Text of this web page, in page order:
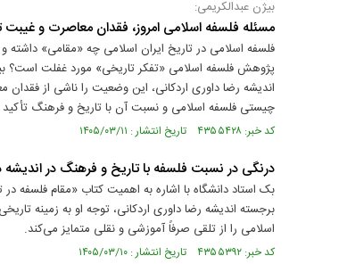
بیژن عبدالکریمی:
مسئله فلسفه اسلامی امروز، فقدان معاصرت و
فلسفه اسلامی در تاریخ ایران اسلامی چه «مقامی» داشته
پژوهش فلسفه اسلامی «تفکر تاریخی» مورد غفلت است؟
اندیشه رضا داوری اردکانی، این وضعیت را ناشی از
چیستی فلسفه اسلامی و نسبت آن با تاریخ و فرهنگ تأکید
کد خبر: ۴۳۵۵۴۲۸ تاریخ انتشار : ۱۴۰۵/۰۳/۱۱
درنگی در نسبت فلسفه با تاریخ و فرهنگ در اندیشه
بک استاد دانشگاه با اشاره به اهمیت کتاب «مقام فلسفه
برجسته اندیشه رضا داوری اردکانی، توجه او به زمینه
اسلامی را از تلقی صرفاً آموزشی و نقلی متمایز می‌کند.
کد خبر: ۴۳۵۵۳۹۲ تاریخ انتشار : ۱۴۰۵/۰۳/۱۰